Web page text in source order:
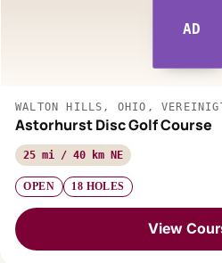
AD
WALTON HILLS, OHIO,
Astorhurst Disc Golf Course
25 mi / 40 km NE
OPEN 18 HOLES
View